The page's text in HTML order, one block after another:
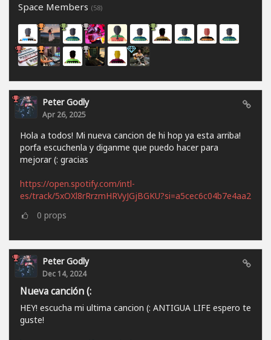
Space Members (58)
Peter Godly
Apr 26, 2025
Hola a todos! Mi nueva cancion de hi hop ya esta arriba!
porfa escuchenla y diganme que puedo hacer para
mejorar (: gracias
https://open.spotify.com/intl-
es/track/5xOXl8rRrzmHRVyJGjBGKU?si=a5cec6c04b7e4aa2
0 props
Peter Godly
Dec 14, 2024
Nueva canción (:
HEY! escucha mi ultima cancion (: ANTIGUA LIFE espero te
guste!